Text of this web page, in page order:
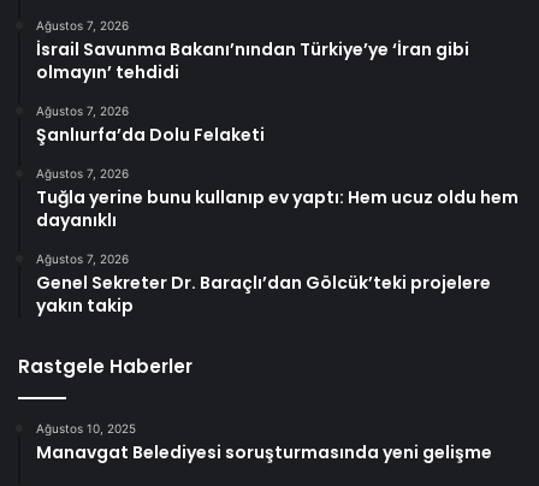
Ağustos 7, 2026
İsrail Savunma Bakanı’nından Türkiye’ye ‘İran gibi
olmayın’ tehdidi
Ağustos 7, 2026
Şanlıurfa’da Dolu Felaketi
Ağustos 7, 2026
Tuğla yerine bunu kullanıp ev yaptı: Hem ucuz oldu hem
dayanıklı
Ağustos 7, 2026
Genel Sekreter Dr. Baraçlı’dan Gölcük’teki projelere
yakın takip
Rastgele Haberler
Ağustos 10, 2025
Manavgat Belediyesi soruşturmasında yeni gelişme